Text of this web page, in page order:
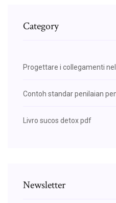
Category
Progettare i collegamenti
Contoh standar penilaian
Livro sucos detox pdf
Newsletter